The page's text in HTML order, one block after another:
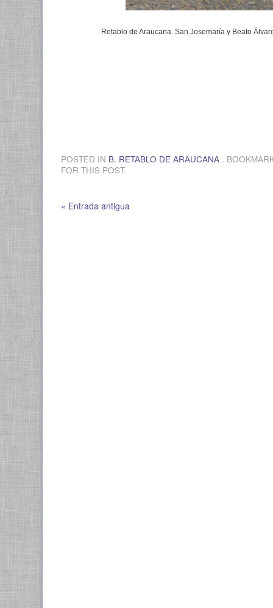
Retablo de Araucana. San Josemaría y Beato
POSTED IN B. RETABLO DE ARAUCANA .
FOR THIS POST.
« Entrada antigua